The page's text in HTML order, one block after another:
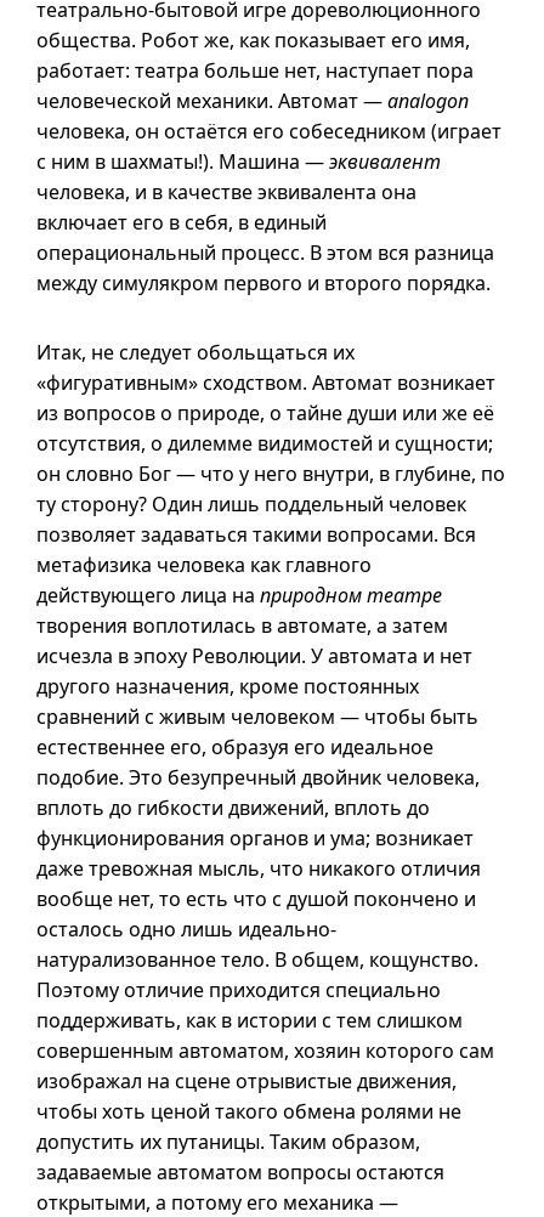
театрально-бытовой игре дореволюционного
общества. Робот же, как показывает его имя,
работает: театра больше нет, наступает пора
человеческой механики. Автомат —analogon
человека, он остаётся его собеседником (играет
с ним в шахматы!). Машина —эквивалент
человека, и в качестве эквивалента она
включает его в себя, в единый
операциональный процесс. В этом вся разница
между симулякром первого и второго порядка.
Итак, не следует обольщаться их
«фигуративным» сходством. Автомат возникает
из вопросов о природе, о тайне души или же её
отсутствия, о дилемме видимостей и сущности;
он словно Бог — что у него внутри, в глубине, по
ту сторону? Один лишь поддельный человек
позволяет задаваться такими вопросами. Вся
метафизика человека как главного
действующего лица на природном театре
творения воплотилась в автомате, а затем
исчезла в эпоху Революции. У автомата и нет
другого назначения, кроме постоянных
сравнений с живым человеком — чтобы быть
естественнее его, образуя его идеальное
подобие. Это безупречный двойник человека,
вплоть до гибкости движений, вплоть до
функционирования органов и ума; возникает
даже тревожная мысль, что никакого отличия
вообще нет, то есть что с душой покончено и
осталось одно лишь идеально-
натурализованное тело. В общем, кощунство.
Поэтому отличие приходится специально
поддерживать, как в истории с тем слишком
совершенным автоматом, хозяин которого сам
изображал на сцене отрывистые движения,
чтобы хоть ценой такого обмена ролями не
допустить их путаницы. Таким образом,
задаваемые автоматом вопросы остаются
открытыми, а потому его механика —